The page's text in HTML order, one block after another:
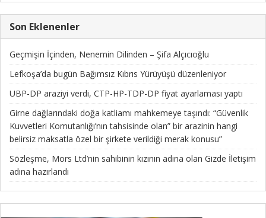
Son Eklenenler
Geçmişin İçinden, Nenemin Dilinden – Şifa Alçıcıoğlu
Lefkoşa’da bugün Bağımsız Kıbrıs Yürüyüşü düzenleniyor
UBP-DP araziyi verdi, CTP-HP-TDP-DP fiyat ayarlaması yaptı
Girne dağlarındaki doğa katliamı mahkemeye taşındı: “Güvenlik
Kuvvetleri Komutanlığı’nın tahsisinde olan” bir arazinin hangi
belirsiz maksatla özel bir şirkete verildiği merak konusu”
Sözleşme, Mors Ltd’nin sahibinin kızının adına olan Gizde İletişim
adına hazırlandı